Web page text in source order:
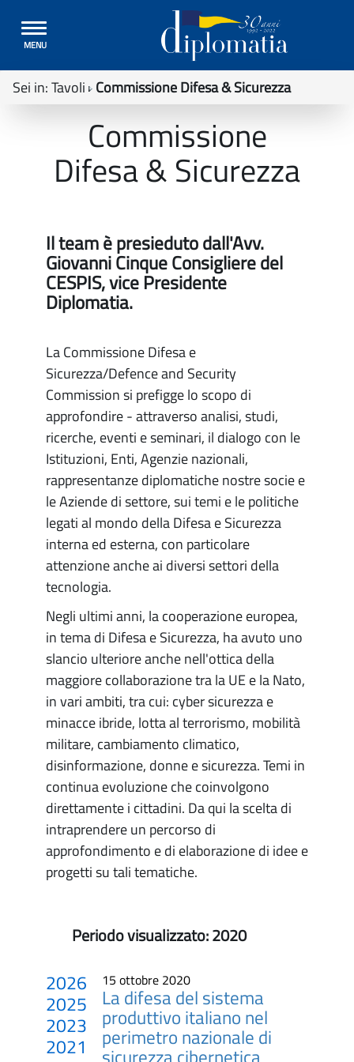
Toggle
navigation
MENU
Sei in:Tavoli Commissione Difesa & Sicurezza
Commissione
Difesa & Sicurezza
Il team è presieduto dall'Avv.
Giovanni Cinque Consigliere del
CESPIS, vice Presidente
Diplomatia.
La Commissione Difesa e
Sicurezza/Defence and Security
Commission si prefigge lo scopo di
approfondire - attraverso analisi, studi,
ricerche, eventi e seminari, il dialogo con le
Istituzioni, Enti, Agenzie nazionali,
rappresentanze diplomatiche nostre socie e
le Aziende di settore, sui temi e le politiche
legati al mondo della Difesa e Sicurezza
interna ed esterna, con particolare
attenzione anche ai diversi settori della
tecnologia.
Negli ultimi anni, la cooperazione europea,
in tema di Difesa e Sicurezza, ha avuto uno
slancio ulteriore anche nell'ottica della
maggiore collaborazione tra la UE e la Nato,
in vari ambiti, tra cui: cyber sicurezza e
minacce ibride, lotta al terrorismo, mobilità
militare, cambiamento climatico,
disinformazione, donne e sicurezza. Temi in
continua evoluzione che coinvolgono
direttamente i cittadini. Da qui la scelta di
intraprendere un percorso di
approfondimento e di elaborazione di idee e
progetti su tali tematiche.
Periodo visualizzato:2020
2026
2025
2023
2021
15 ottobre 2020
La difesa del sistema
produttivo italiano nel
perimetro nazionale di